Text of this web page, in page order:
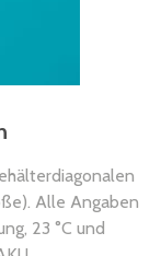
Alle Angaben
23 °C und